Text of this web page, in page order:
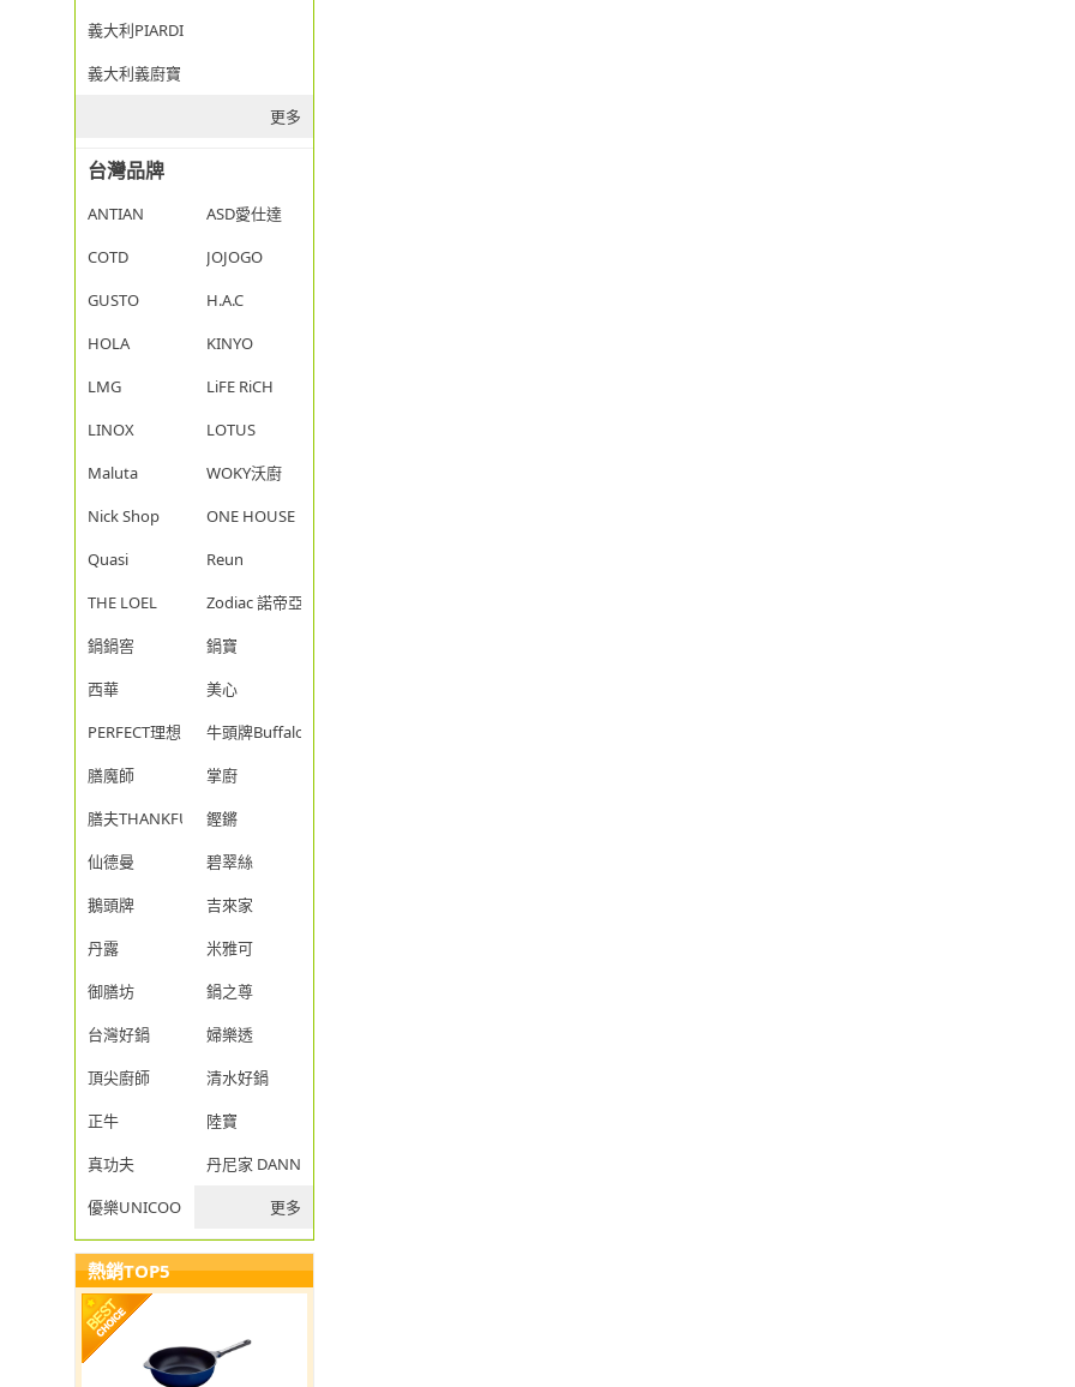
義大利PIARDI
義大利義廚寶
更多
台灣品牌
ANTIAN
ASD愛仕達
COTD
JOJOGO
GUSTO
H.A.C
HOLA
KINYO
LMG
LiFE RiCH
LINOX
LOTUS
Maluta
WOKY沃廚
Nick Shop
ONE HOUSE
Quasi
Reun
THE LOEL
Zodiac 諾帝亞
鍋鍋窖
鍋寶
西華
美心
PERFECT理想
牛頭牌Buffalo
膳魔師
掌廚
膳夫THANKFUL
鏗鏘
仙德曼
碧翠絲
鵝頭牌
吉來家
丹露
米雅可
御膳坊
鍋之尊
台灣好鍋
婦樂透
頂尖廚師
清水好鍋
正牛
陸寶
真功夫
丹尼家 DANNY JIA
優樂UNICOOK
更多
熱銷TOP5